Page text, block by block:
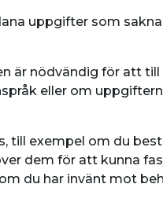
uppgifter som
är nödvändig för att
eller om
till exempel om du
dem för att kunna
du har invänt mot